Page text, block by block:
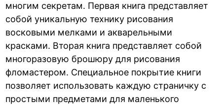
многим секретам. Первая книга представляет
собой уникальную технику рисования
восковыми мелками и акварельными
красками. Вторая книга представляет собой
многоразовую брошюру для рисования
фломастером. Специальное покрытие книги
позволяет использовать каждую страничку с
простыми предметами для маленького